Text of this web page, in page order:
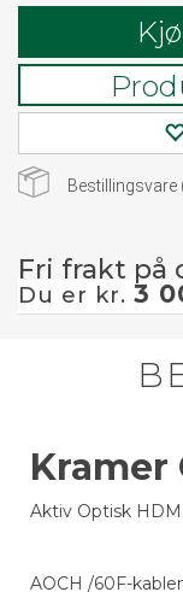
Bestillingsvare
Fri frakt på
Du er kr. 3
Kramer
Aktiv Optisk
AOCH /60F-